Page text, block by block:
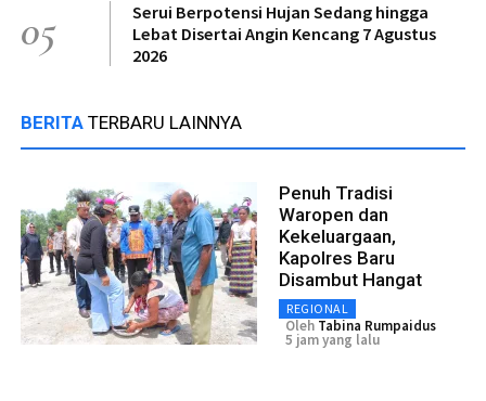
05
Serui Berpotensi Hujan Sedang hingga
Lebat Disertai Angin Kencang 7 Agustus
2026
BERITA TERBARU LAINNYA
Penuh Tradisi
Waropen dan
Kekeluargaan,
Kapolres Baru
Disambut Hangat
REGIONAL
Oleh Tabina Rumpaidus
5 jam yang lalu